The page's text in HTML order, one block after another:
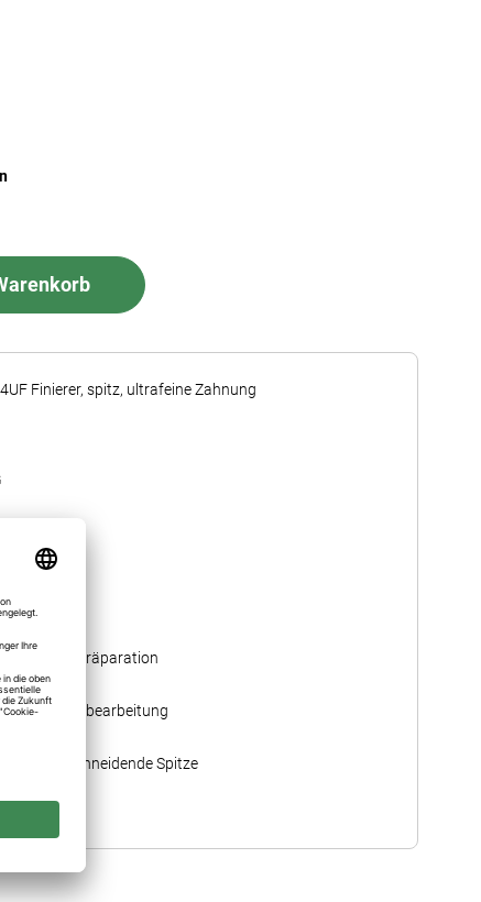
Finierer, spitz, ultrafeine Zahnung
≙ 1,4 mm
Kronenpräparation
Füllungsbearbeitung
Nicht schneidende Spitze